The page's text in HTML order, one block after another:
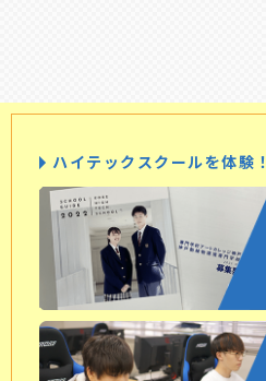
ハイテックスクールを体験！